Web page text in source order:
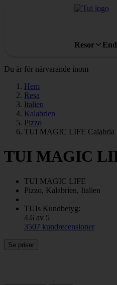
Resor
Du är för närvarande inom
Hem
Resa
Italien
Kalabrien
Pizzo
TUI MAGIC LIFE Calabria
TUI MAGIC
TUI MAGIC LIFE
Pizzo, Kalabrien, Italien
TUIs Kundbetyg:
4.6 av 5
3507 kundrecensioner
Se priser